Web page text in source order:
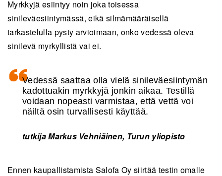
Myrkkyjä esiintyy noin joka toisessa
sinileväesiintymässä, eikä silmämääräisellä
tarkastelulla pysty arvioimaan, onko vedessä oleva
sinilevä myrkyllistä vai ei.
Vedessä saattaa olla vielä sinileväesiintymän
kadottuakin myrkkyjä jonkin aikaa. Testillä
voidaan nopeasti varmistaa, että vettä voi
näiltä osin turvallisesti käyttää.
tutkija Markus Vehniäinen, Turun yliopisto
Ennen kaupallistamista Salofa Oy siirtää testin omalle